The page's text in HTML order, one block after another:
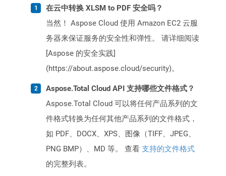
在云中转换 XLSM to PDF 安全吗？
当然！ Aspose Cloud 使用 Amazon EC2 云服
务器来保证服务的安全性和弹性。 请详细阅读
[Aspose 的安全实践]
(https://about.aspose.cloud/security)。
Aspose.Total Cloud API 支持哪些文件格式？
Aspose.Total Cloud 可以将任何产品系列的文
件格式转换为任何其他产品系列的文件格式，
如 PDF、DOCX、XPS、图像（TIFF、JPEG、
PNG BMP）、MD 等。 查看 支持的文件格式
的完整列表。